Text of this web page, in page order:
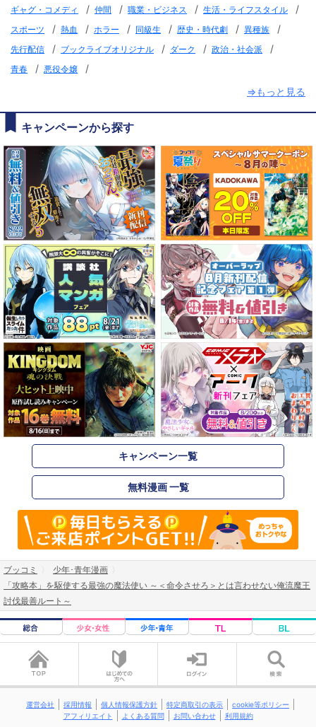
ギャグ・コメディ / 仲間 / 職業・ビジネス / 生活・ライフスタイル /
スポーツ / 熱血 / ホラー / 同級生 / 歴史・時代劇 / 異種族 /
先行配信 / ブックライブオリジナル / ダーク / 政治・社会派 /
青春 / 悪役令嬢
/
⇒もっと見る
キャンペーンから探す
キャンペーン一覧
無料漫画 一覧
ブッコミ
少年･青年漫画
「攻略本」を駆使する最強の魔法使い ～＜命令させろ＞とは言わせない俺流魔王
討伐最善ルート～
運営会社 採用情報 個人情報保護方針 特定商取引の表示
cookie等ポリシー
アフィリエイト
よくある質問 お問い合わせ 利用規約